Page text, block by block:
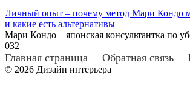
Личный опыт – почему метод Мари Кондо
и какие есть альтернативы
Мари Кондо – японская консультантка по
032
Главная страница Обратная связь
© 2026 Дизайн интерьера